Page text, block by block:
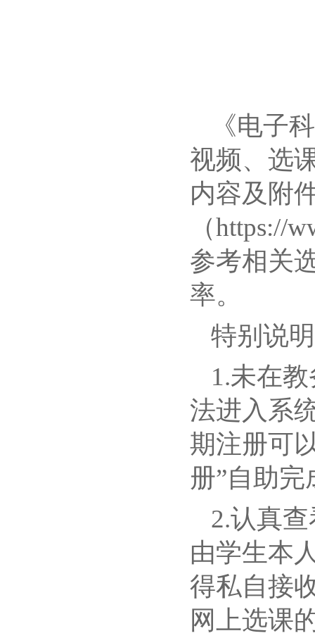
《电子
视频、选
内容及附
（https://
参考相关
率。
特别说
1.未在
法进入系
期注册可
册”自助完
2.认真
由学生本
得私自接
网上选课